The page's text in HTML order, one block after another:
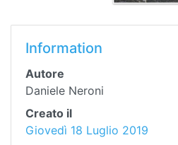
Information
Autore
Daniele Neroni
Creato il
Giovedì 18 Luglio 2019